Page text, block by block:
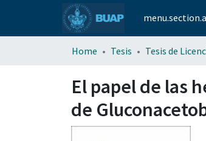
Home Tesis Tesis de
El papel de las
de